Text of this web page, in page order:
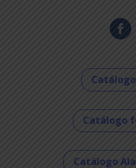
Catálogo
Catálogo